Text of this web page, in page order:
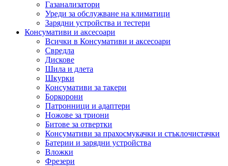
Газанализатори
Уреди за обслужване на климатици
Зарядни устройства и тестери
Консумативи и аксесоари
Всички в Консумативи и аксесоари
Свредла
Дискове
Шила и длета
Шкурки
Консумативи за такери
Боркорони
Патронници и адаптери
Ножове за триони
Битове за отвертки
Консумативи за прахосмукачки и стъклочистачки
Батерии и зарядни устройства
Вложки
Фрезери